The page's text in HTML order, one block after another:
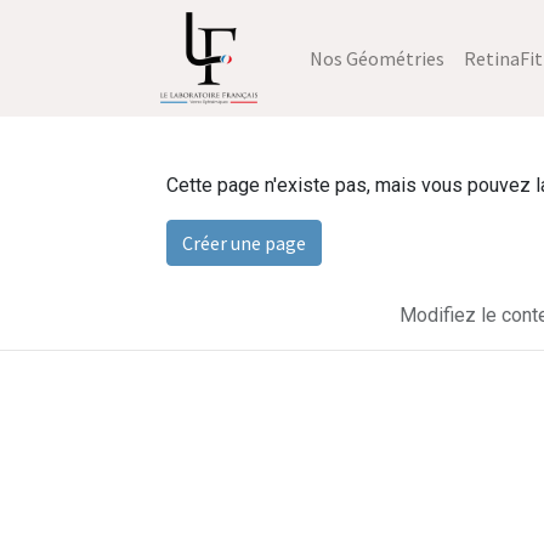
Nos Géométries RetinaFit
Cette page n'existe pas, mais vous pouvez
Créer une page
Modifiez le